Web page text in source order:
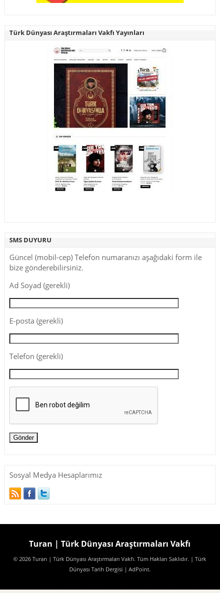
Türk Dünyası Araştırmaları Vakfı Yayınları
SMS DUYURU
Güncel (mobil-cep) Telefon numaranızı aşağıdaki form ile
bize gönderebilirsiniz.
Ad Soyad (gerekli)
E-posta (gerekli)
Telefon (gerekli)
Sosyal Medya Hesaplarımız
Turan | Türk Dünyası Araştırmaları Vakfı
© 2026 Turan | Türk Dünyası Araştırmaları Vakfı. Tüm Hakları Saklıdır. | Türk
Dünyası Tarih Dergisi | AdPoint.